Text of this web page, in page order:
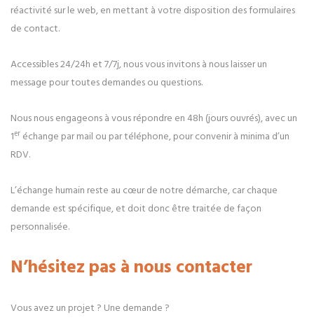
réactivité sur le web, en mettant à votre disposition des formulaires
de contact.
Accessibles 24/24h et 7/7j, nous vous invitons à nous laisser un
message pour toutes demandes ou questions.
Nous nous engageons à vous répondre en 48h (jours ouvrés), avec un
1er échange par mail ou par téléphone, pour convenir à minima d’un
RDV.
L’échange humain reste au cœur de notre démarche, car chaque
demande est spécifique, et doit donc être traitée de façon
personnalisée.
N’hésitez pas à nous contacter
Vous avez un projet ? Une demande ?